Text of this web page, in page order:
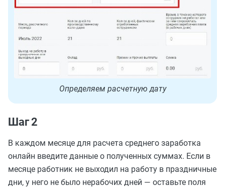
Определяем расчетную дату
Шаг 2
В каждом месяце для расчета среднего заработка
онлайн введите данные о полученных суммах. Если в
месяце работник не выходил на работу в праздничные
дни, у него не было нерабочих дней — оставьте поля